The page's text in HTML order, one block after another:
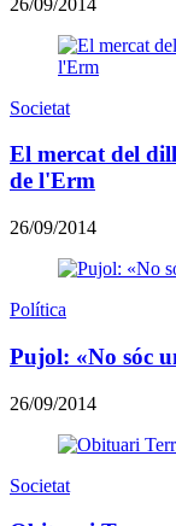
Societat
El mercat del
de l'Erm
26/09/2014
Política
Pujol: «No sóc
26/09/2014
Societat